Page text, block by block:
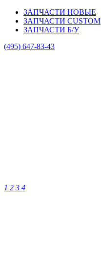
ЗАПЧАСТИ НОВЫЕ
ЗАПЧАСТИ CUSTOM
ЗАПЧАСТИ Б/У
(495) 647-83-43
1 2 3 4